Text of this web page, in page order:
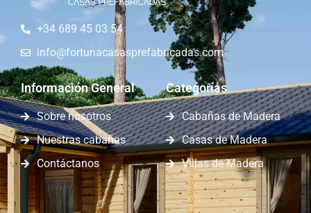
+34 689 45 03 54
info@fortunacasasprefabricadas.com
Información General
Sobre nosotros
Nuestras cabañas
Contáctanos
Categorías
Cabañas de Madera
Casas de Madera
Villas de Madera